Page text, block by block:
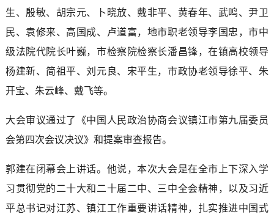
生、殷敏、胡宗元、卜晓放、戴非平、黄春年、武鸣、尹卫
民、袁修来、高国成、卢道富，地市职老领导李国忠，市中
级法院代院长叶巍，市检察院检察长潘昌锋，在镇高校领导
杨建新、简祖平、刘元良、宋平生，市政协老领导徐平、朱
开宝、朱云峰、戴飞等。
大会审议通过了《中国人民政治协商会议镇江市第九届委员
会第四次会议决议》和提案审查报告。
郭建在闭幕会上讲话。他说，本次大会是在全市上下深入学
习贯彻党的二十大和二十届二中、三中全会精神，以及习近
平总书记对江苏、镇江工作重要讲话精神，扎实推进中国式